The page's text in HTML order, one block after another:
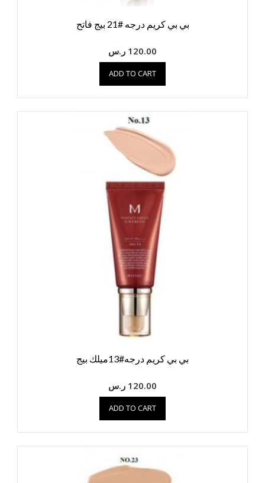
بي بي كريم درجه #21 بيج فاتح
120.00 ر.س
ADD TO CART
بي بي كريم درجه#13ميلك بيج
120.00 ر.س
ADD TO CART